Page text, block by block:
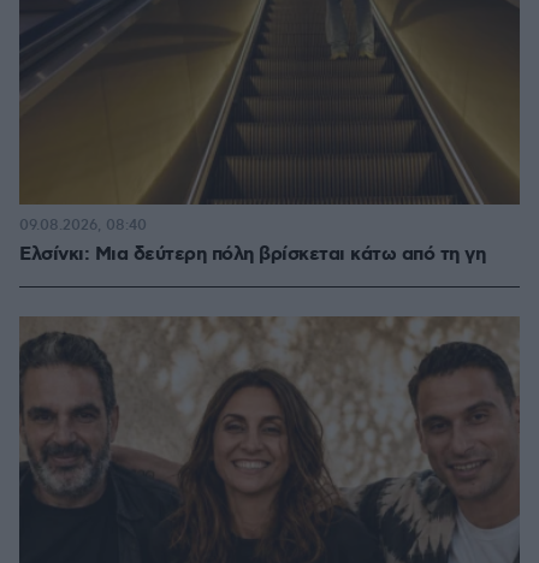
Ελσίνκι: Mια δεύτερη πόλη βρίσκεται κάτω από τη γη
09.08.2026, 08:40